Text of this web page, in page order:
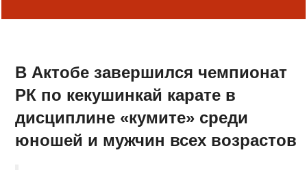
В Актобе завершился чемпионат
РК по кекушинкай карате в
дисциплине «кумите» среди
юношей и мужчин всех возрастов